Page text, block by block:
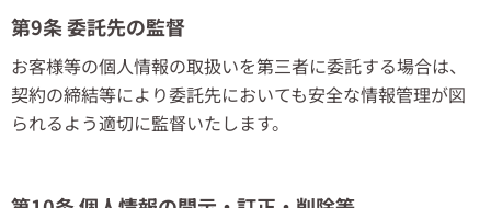
第9条 委託先の監督
お客様等の個人情報の取扱いを第三者に委託する場合は、
契約の締結等により委託先においても安全な情報管理が図
られるよう適切に監督いたします。